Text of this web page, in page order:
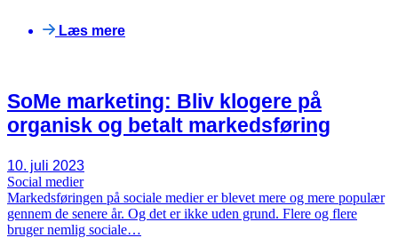
Læs mere
SoMe marketing: Bliv klogere på
organisk og betalt markedsføring
10. juli 2023
Social medier
Markedsføringen på sociale medier er blevet mere og mere populær
gennem de senere år. Og det er ikke uden grund. Flere og flere
bruger nemlig sociale…